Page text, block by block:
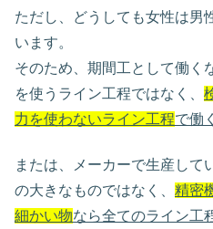
ただし、どうしても女性は男
います。
そのため、期間工として働く
を使うライン工程ではなく、
力を使わないライン工程で働
または、メーカーで生産して
の大きなものではなく、 精密
細かい物なら全てのライン工